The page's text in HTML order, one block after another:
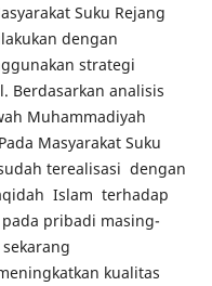
Suku Rejang
dengan
strategi
Berdasarkan analisis
Muhammadiyah
Masyarakat Suku
terealisasi dengan
Islam terhadap
pribadi masing-
kualitas